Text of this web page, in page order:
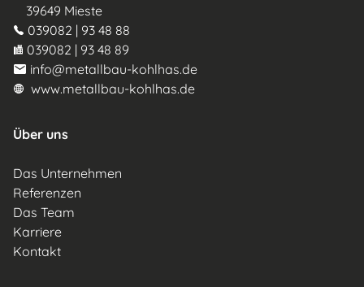
39649 Mieste
039082 | 93 48 88
039082 | 93 48 89
info@metallbau-kohlhas.de
www.metallbau-kohlhas.de
Über uns
Das Unternehmen
Referenzen
Das Team
Karriere
Kontakt